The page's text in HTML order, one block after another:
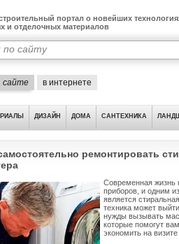
портал о новейших
и отделочных материалов
сайте в интернете
ДИЗАЙН ДОМА САНТЕХНИКА
ремонтировать
Современная жизнь
приборов, и одним
является
техника может
нужды вызывать
которые помогут
экономить на визите